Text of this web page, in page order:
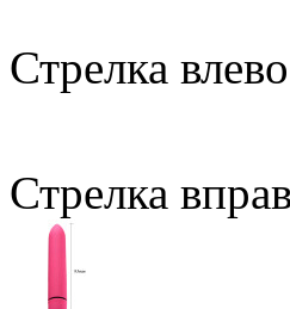
Стрелка
Стрелка